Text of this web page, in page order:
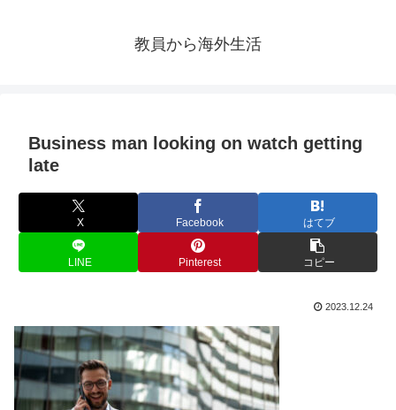
教員から海外生活
Business man looking on watch getting
late
X Facebook はてブ
LINE Pinterest コピー
2023.12.24